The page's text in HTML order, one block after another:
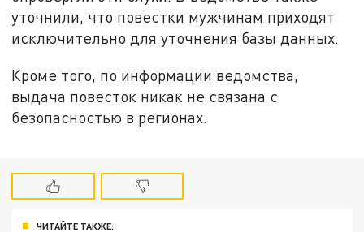
уточнили, что повестки мужчинам приходят
исключительно для уточнения базы данных.
Кроме того, по информации ведомства,
выдача повесток никак не связана с
безопасностью в регионах.
ЧИТАЙТЕ ТАКЖЕ: